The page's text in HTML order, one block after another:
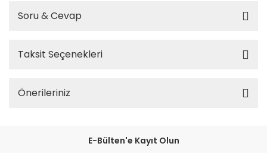
Soru & Cevap
Taksit Seçenekleri
Önerileriniz
E-Bülten'e Kayıt Olun